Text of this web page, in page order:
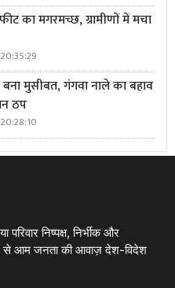
का मगरमच्छ, ग्रामीणों में मचा
बना मुसीबत, गंगवा नाले का बहाव
ठप
परिवार निष्पक्ष, निर्भीक और
से आम जनता की आवाज़ देश-विदेश